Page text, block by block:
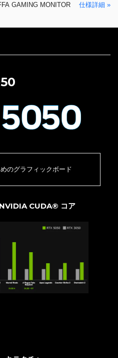
GAMING MONITOR 仕様詳細 »
のグラフィックボード
CUDA® コア